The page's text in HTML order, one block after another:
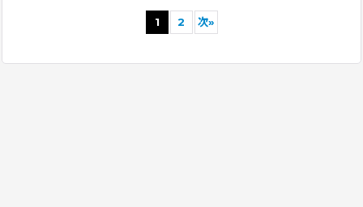
1 2 次»